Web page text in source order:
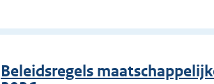
Beleidsregels